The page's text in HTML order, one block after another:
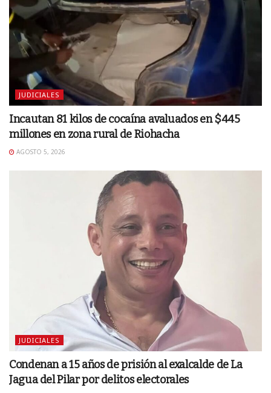
JUDICIALES
Incautan 81 kilos de cocaína avaluados en $445
millones en zona rural de Riohacha
AGOSTO 5, 2026
JUDICIALES
Condenan a 15 años de prisión al exalcalde de La
Jagua del Pilar por delitos electorales